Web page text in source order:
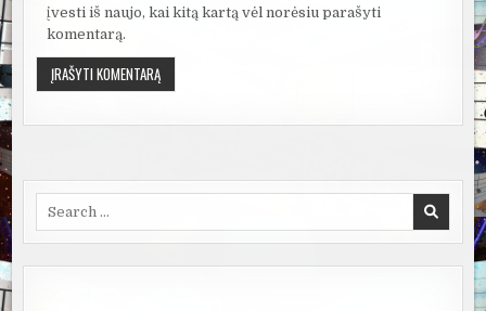
įvesti iš naujo, kai kitą kartą vėl norėsiu parašyti
komentarą.